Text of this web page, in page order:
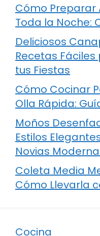
Cómo Preparar
Toda la Noche:
Deliciosos
Recetas
tus Fiestas
Cómo Cocinar
Olla Rápida:
Moños
Estilos
Novias
Coleta Media
Cómo Llevarla
Cocina